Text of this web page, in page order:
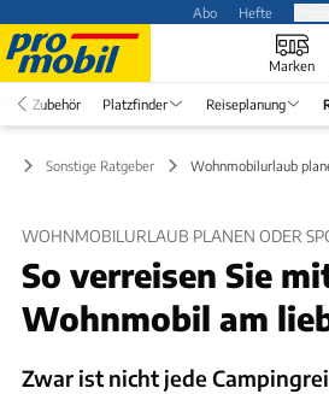
Abo Hefte
Marken
Zubehör Platzfinder Reiseplanung
Sonstige Ratgeber Wohnmobilurlaub
WOHNMOBILURLAUB PLANEN ODER
So verreisen Sie
Wohnmobil am
Zwar ist nicht jede